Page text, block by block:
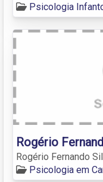
Psicologia
Rogério
Rogério Fernando
Psicologia em